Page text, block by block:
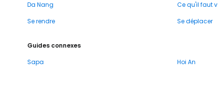
Da Nang
Ce qu'il faut
Se rendre
Se déplacer
Guides connexes
Sapa
Hoi An